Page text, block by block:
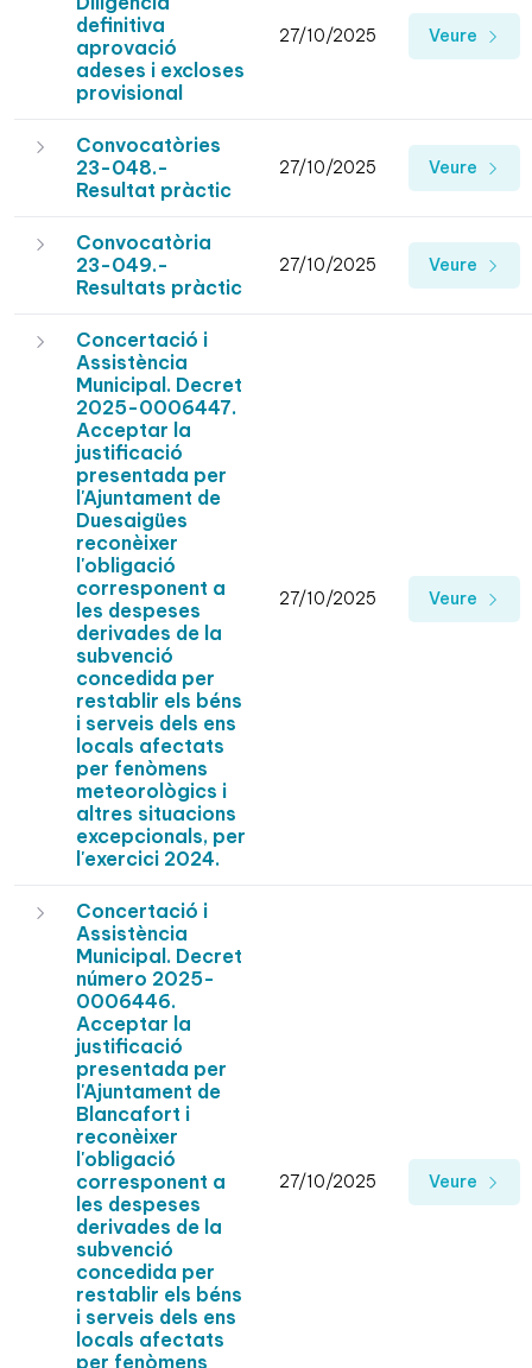
definitiva
aprovació
adeses i excloses
provisional
27/10/2025 Veure
Convocatòries
23-048.-
Resultat pràctic
27/10/2025 Veure
Convocatòria
23-049.-
Resultats pràctic
27/10/2025 Veure
Concertació i
Assistència
Municipal. Decret
2025-0006447.
Acceptar la
justificació
presentada per
l'Ajuntament de
Duesaigües
reconèixer
l'obligació
corresponent a
les despeses
derivades de la
subvenció
concedida per
restablir els béns
i serveis dels ens
locals afectats
per fenòmens
meteorològics i
altres situacions
excepcionals, per
l'exercici 2024.
27/10/2025 Veure
Concertació i
Assistència
Municipal. Decret
número 2025-
0006446.
Acceptar la
justificació
presentada per
l'Ajuntament de
Blancafort i
reconèixer
l'obligació
corresponent a
les despeses
derivades de la
subvenció
concedida per
restablir els béns
i serveis dels ens
locals afectats
per fenòmens
27/10/2025 Veure